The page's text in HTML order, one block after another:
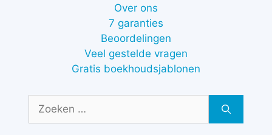
Over ons
7 garanties
Beoordelingen
Veel gestelde vragen
Gratis boekhoudsjablonen
Zoek